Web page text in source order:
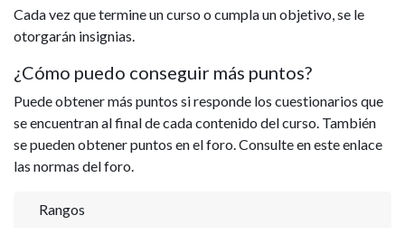
Cada vez que termine un curso o cumpla un objetivo, se le
otorgarán insignias.
¿Cómo puedo conseguir más puntos?
Puede obtener más puntos si responde los cuestionarios que
se encuentran al final de cada contenido del curso. También
se pueden obtener puntos en el foro. Consulte en este enlace
las normas del foro.
Rangos